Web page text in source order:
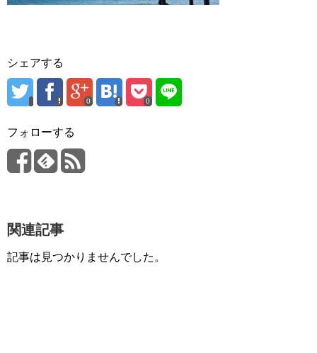
シェアする
0 0
フォローする
関連記事
記事は見つかりませんでした。